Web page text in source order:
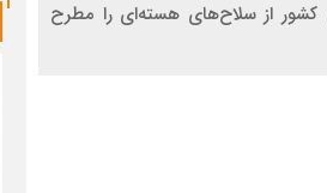
کشور از سلاح‌های هسته‌ای را مطرح